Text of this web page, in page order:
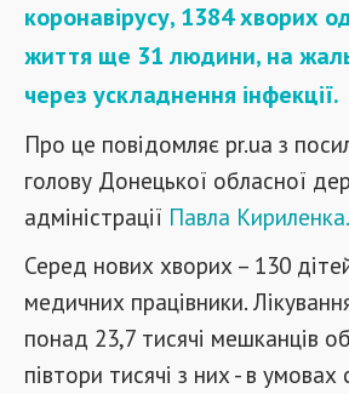
коронавірусу, 1384 хворих
життя ще 31 людини, на
через ускладнення інфекції.
Про це повідомляє pr.ua з
голову Донецької обласної
адміністрації Павла Кириленка.
Серед нових хворих – 130
медичних працівники.
понад 23,7 тисячі мешканців
півтори тисячі з них - в умовах